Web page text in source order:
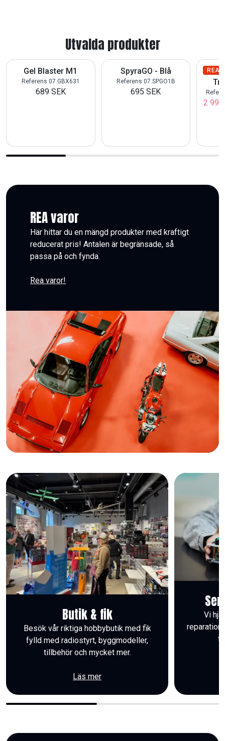
Utvalda produkter
Gel Blaster M1
Referens 07.GBX631
689 SEK
SpyraGO - Blå
Referens 07.SPGO1B
695 SEK
REA
1/8
2
REA varor
Här hittar du en mängd produkter med kraftigt
reducerat pris! Antalen är begränsade, så
passa på och fynda.
Rea varor!
Butik & fik
Besök vår riktiga hobbybutik med fik
fylld med radiostyrt, byggmodeller,
tillbehör och mycket mer.
Läs mer
Vi